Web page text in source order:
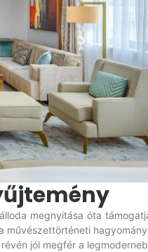
megnyitása óta
jól megfér a